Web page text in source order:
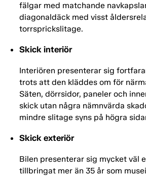
fälgar med matchande
diagonaldäck med visst
torrsprickslitage.
Skick interiör
Interiören presenterar sig
trots att den kläddes om för
Säten, dörrsidor, paneler och
skick utan några nämnvärda
mindre slitage syns på högra
Skick exteriör
Bilen presenterar sig mycket väl
tillbringat mer än 35 år som